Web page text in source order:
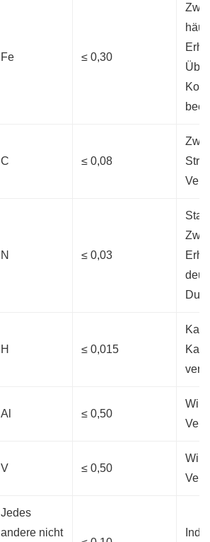
Fe ≤ 0,30
C ≤ 0,08
N ≤ 0,03
H ≤ 0,015
Al ≤ 0,50
V ≤ 0,50
Jedes
andere nicht